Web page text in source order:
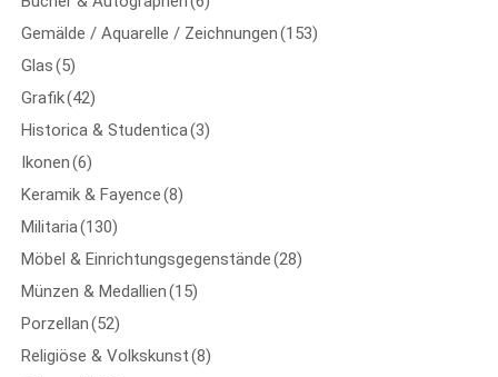
Gemälde / Aquarelle / Zeichnungen(153)
Glas(5)
Grafik(42)
Historica & Studentica(3)
Ikonen(6)
Keramik & Fayence(8)
Militaria(130)
Möbel & Einrichtungsgegenstände(28)
Münzen & Medallien(15)
Porzellan(52)
Religiöse & Volkskunst(8)